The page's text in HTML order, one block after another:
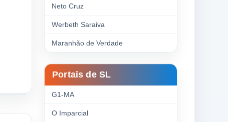
Neto Cruz
Werbeth Saraiva
Maranhão de Verdade
Portais de SL
G1-MA
O Imparcial